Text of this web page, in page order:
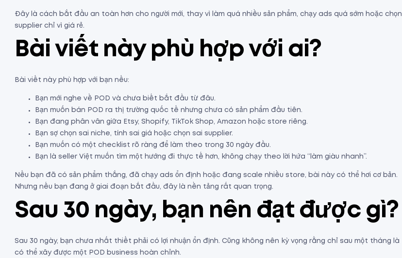
Đây là cách bắt đầu an toàn hơn cho người mới, thay vì làm quá nhiều sản phẩm, chạy ads quá sớm hoặc chọn
supplier chỉ vì giá rẻ.
Bài viết này phù hợp với ai?
Bài viết này phù hợp với bạn nếu:
Bạn mới nghe về POD và chưa biết bắt đầu từ đâu.
Bạn muốn bán POD ra thị trường quốc tế nhưng chưa có sản phẩm đầu tiên.
Bạn đang phân vân giữa Etsy, Shopify, TikTok Shop, Amazon hoặc store riêng.
Bạn sợ chọn sai niche, tính sai giá hoặc chọn sai supplier.
Bạn muốn có một checklist rõ ràng để làm theo trong 30 ngày đầu.
Bạn là seller Việt muốn tìm một hướng đi thực tế hơn, không chạy theo lời hứa “làm giàu nhanh”.
Nếu bạn đã có sản phẩm thắng, đã chạy ads ổn định hoặc đang scale nhiều store, bài này có thể hơi cơ bản.
Nhưng nếu bạn đang ở giai đoạn bắt đầu, đây là nền tảng rất quan trọng.
Sau 30 ngày, bạn nên đạt được gì?
Sau 30 ngày, bạn chưa nhất thiết phải có lợi nhuận ổn định. Cũng không nên kỳ vọng rằng chỉ sau một tháng là
có thể xây được một POD business hoàn chỉnh.